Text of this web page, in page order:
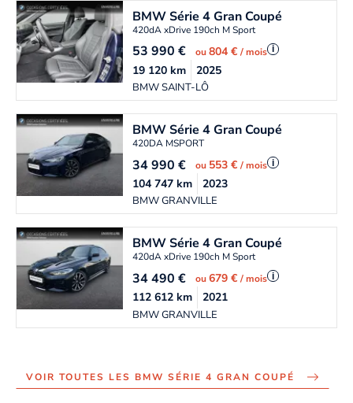
BMWSérie 4 Gran Coupé
420dA xDrive 190ch M Sport
53 990€ ou804 €/ mois i
BMW SAINT-LÔ
19 120km 2025
BMWSérie 4 Gran Coupé
420DA MSPORT
34 990€ ou 553 €/ mois i
BMW GRANVILLE
104 747km 2023
BMWSérie 4 Gran Coupé
420dA xDrive 190ch M Sport
34 490€ ou679 €/ mois i
BMW GRANVILLE
112 612km 2021
VOIR TOUTES LES BMW SÉRIE 4 GRAN COUPÉ